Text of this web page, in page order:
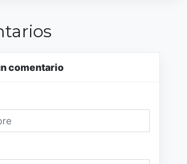
comentario